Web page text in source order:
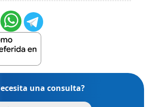
una consulta?